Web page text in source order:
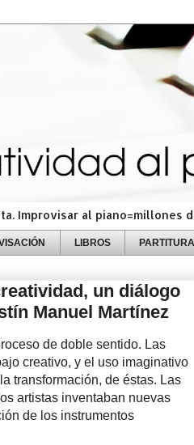
Improvisar al piano=millones
LIBROS
un diálogo
Manuel Martínez
de doble sentido. Las
creativo, y el uso imaginativo
transformación, de éstas. Las
artistas inventaban nuevas
de los instrumentos